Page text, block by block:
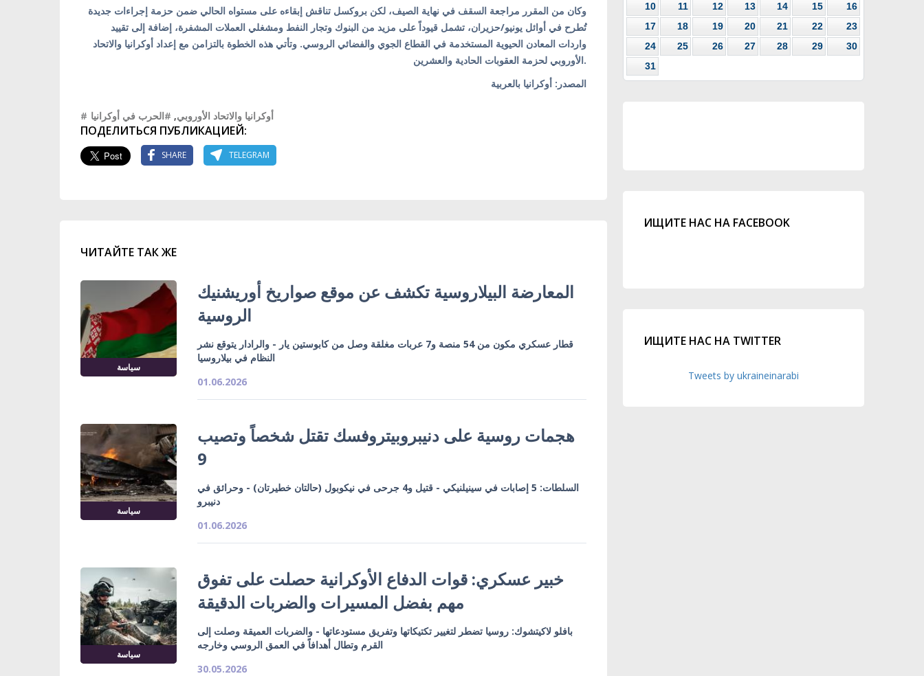
وكان من المقرر مراجعة السقف في نهاية الصيف، لكن بروكسل تناقش إبقاءه على مستواه الحالي ضمن حزمة إجراءات جديدة
تُطرح في أوائل يونيو/حزيران، تشمل قيوداً على مزيد من البنوك وتجار النفط ومشغلي العملات المشفرة، إضافة إلى تقييد
واردات المعادن الحيوية المستخدمة في القطاع الجوي والفضائي الروسي. وتأتي هذه الخطوة بالتزامن مع إعداد أوكرانيا والاتحاد
الأوروبي لحزمة العقوبات الحادية والعشرين.
المصدر: أوكرانيا بالعربية
#أوكرانيا والاتحاد الأوروبي, #الحرب في أوكرانيا
ПОДЕЛИТЬСЯ ПУБЛИКАЦИЕЙ:
SHARE TELEGRAM
ЧИТАЙТЕ ТАК ЖЕ
سياسة
المعارضة البيلاروسية تكشف عن موقع صواريخ أوريشنيك
الروسية
قطار عسكري مكون من 54 منصة و7 عربات مغلقة وصل من كابوستين يار - والرادار يتوقع نشر
النظام في بيلاروسيا
01.06.2026
سياسة
هجمات روسية على دنيبروبيتروفسك تقتل شخصاً وتصيب
9
السلطات: 5 إصابات في سينيلنيكي - قتيل و4 جرحى في نيكوبول (حالتان خطيرتان) - وحرائق في
دنيبرو
01.06.2026
سياسة
خبير عسكري: قوات الدفاع الأوكرانية حصلت على تفوق
مهم بفضل المسيرات والضربات الدقيقة
بافلو لاكيتشوك: روسيا تضطر لتغيير تكتيكاتها وتفريق مستودعاتها - والضربات العميقة وصلت إلى
القرم وتطال أهدافاً في العمق الروسي وخارجه
30.05.2026
10
11 12 13 14 15
16
17
18 19 20 21 22
23
24
25 26 27 28 29
30
31
ИЩИТЕ НАС НА FACEBOOK
ИЩИТЕ НАС НА TWITTER
Tweets by ukraineinarabi